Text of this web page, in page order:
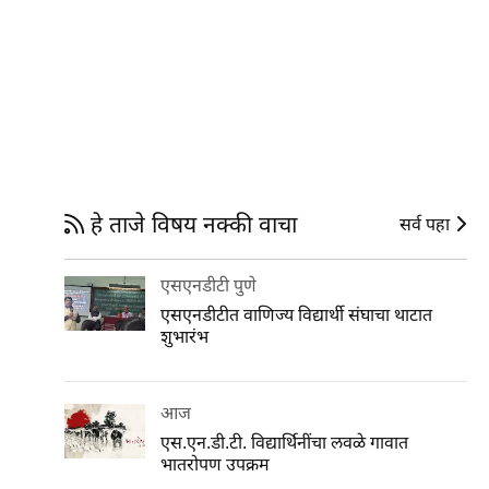
हे ताजे विषय नक्की वाचा सर्व पहा
एसएनडीटी पुणे
एसएनडीटीत वाणिज्य विद्यार्थी संघाचा थाटात
शुभारंभ
आज
एस.एन.डी.टी. विद्यार्थिनींचा लवळे गावात
भातरोपण उपक्रम